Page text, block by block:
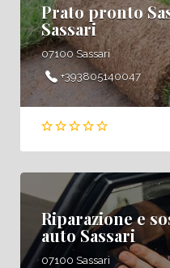
Prato pronto
Sassari
07100 Sassari
+393805140047
Riparazione e
auto Sassari
07100 Sassari